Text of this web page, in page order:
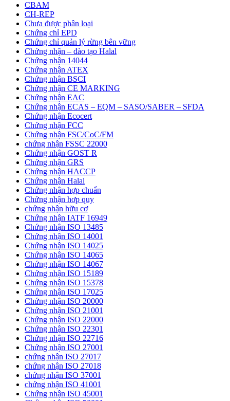
CBAM
CH-REP
Chưa được phân loại
Chứng chỉ EPD
Chứng chỉ quản lý rừng bên vững
Chứng nhận – đào tạo Halal
Chứng nhận 14044
Chứng nhận ATEX
Chứng nhận BSCI
Chứng nhận CE MARKING
Chứng nhận EAC
Chứng nhận ECAS – EQM – SASO/SABER – SFDA
Chứng nhận Ecocert
Chứng nhận FCC
Chứng nhận FSC/CoC/FM
chứng nhận FSSC 22000
Chứng nhận GOST R
Chứng nhận GRS
Chứng nhận HACCP
Chứng nhận Halal
Chứng nhận hợp chuẩn
Chứng nhận hơp quy
chứng nhận hữu cơ
Chứng nhận IATF 16949
Chứng nhận ISO 13485
Chứng nhận ISO 14001
Chứng nhận ISO 14025
Chứng nhận ISO 14065
Chứng nhận ISO 14067
Chứng nhận ISO 15189
Chứng nhận ISO 15378
Chứng nhận ISO 17025
Chứng nhận ISO 20000
Chứng nhận ISO 21001
Chứng nhận ISO 22000
Chứng nhận ISO 22301
Chứng nhận ISO 22716
Chứng nhận ISO 27001
chứng nhận ISO 27017
chứng nhận ISO 27018
chứng nhận ISO 37001
chứng nhận ISO 41001
Chứng nhận ISO 45001